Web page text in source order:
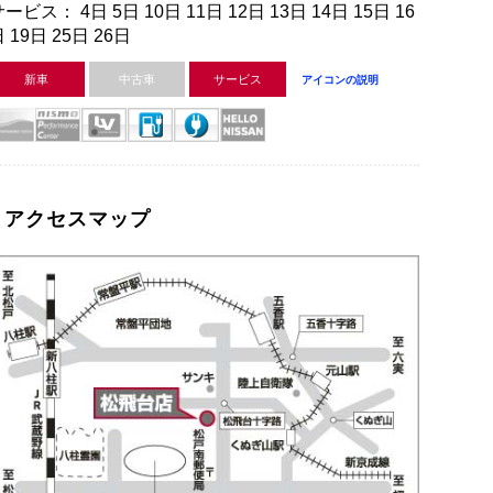
ービス： 4日 5日 10日 11日 12日 13日 14日 15日 16
19日 25日 26日
新車 中古車 サービス アイコンの説明
アクセスマップ